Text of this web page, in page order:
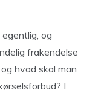
og
frakendelse
hvad skal man
I